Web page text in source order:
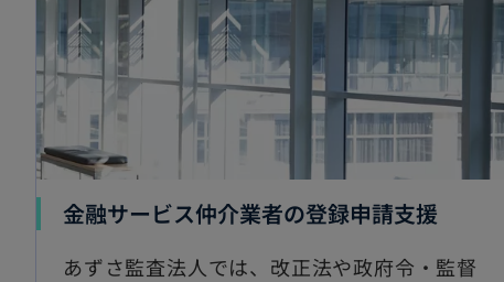
金融サービス仲介業者の登録申請支援
あずさ監査法人では、改正法や政府令・監督